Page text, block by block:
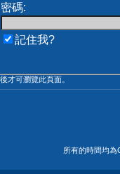
密碼:
記住我?
後才可瀏覽此頁面。
所有的時間均為